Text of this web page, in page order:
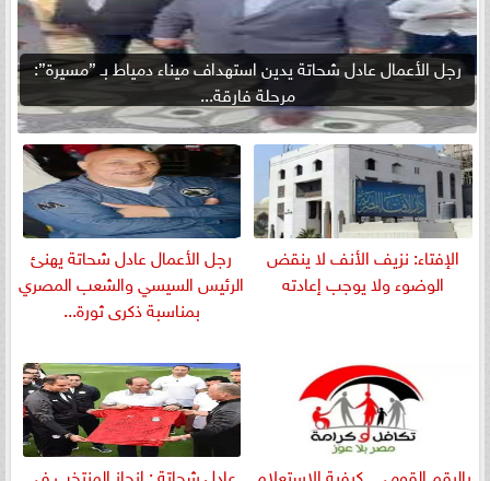
رجل الأعمال عادل شحاتة يدين استهداف ميناء دمياط بـ ”مسيرة”:
مرحلة فارقة...
الإفتاء: نزيف الأنف لا ينقض
الوضوء ولا يوجب إعادته
رجل الأعمال عادل شحاتة يهنئ
الرئيس السيسي والشعب المصري
بمناسبة ذكرى ثورة...